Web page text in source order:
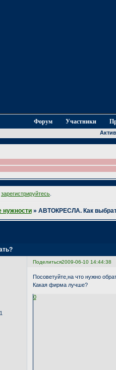
Форум Участники
зарегистрируйтесь
нужности » АВТОКРЕСЛА. Как
Поделиться2009-06-10 14:44:38
Посоветуйте,на что нужно
Какая фирма лучше?
0